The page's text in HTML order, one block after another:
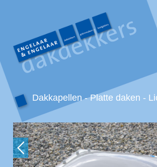
Dakkapellen - Platte daken -